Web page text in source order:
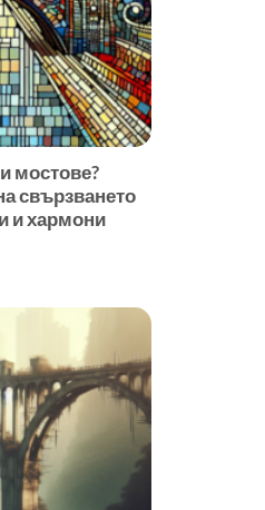
мостове?
свързването
и хармони